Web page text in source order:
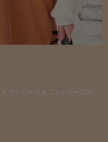
ワンピース＆ニットソープル